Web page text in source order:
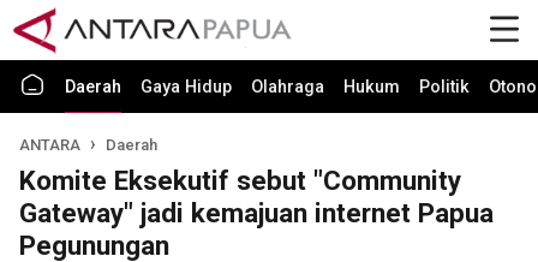
Daerah Gaya Hidup Olahraga Hukum Politik
ANTARA Daerah
Komite Eksekutif sebut "Community
Gateway" jadi kemajuan internet Papua
Pegunungan